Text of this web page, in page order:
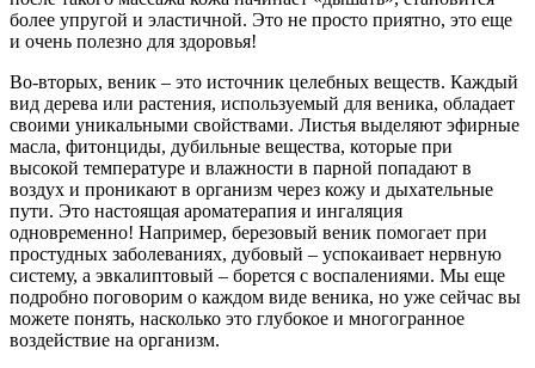
более упругой и эластичной. Это не просто приятно, это еще
и очень полезно для здоровья!
Во-вторых, веник – это источник целебных веществ. Каждый
вид дерева или растения, используемый для веника, обладает
своими уникальными свойствами. Листья выделяют эфирные
масла, фитонциды, дубильные вещества, которые при
высокой температуре и влажности в парной попадают в
воздух и проникают в организм через кожу и дыхательные
пути. Это настоящая ароматерапия и ингаляция
одновременно! Например, березовый веник помогает при
простудных заболеваниях, дубовый – успокаивает нервную
систему, а эвкалиптовый – борется с воспалениями. Мы еще
подробно поговорим о каждом виде веника, но уже сейчас вы
можете понять, насколько это глубокое и многогранное
воздействие на организм.